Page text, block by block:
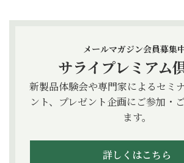
メールマガジン会員募集
サライプレミアム
新製品体験会や専門家によるセミ
ント、プレゼント企画にご参加・
ます。
詳しくはこちら